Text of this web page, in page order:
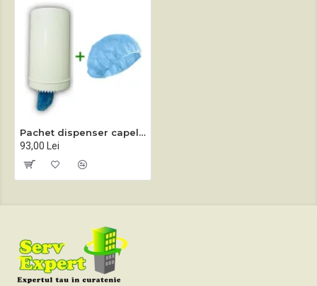
Pachet dispenser capeline de unică folosință
93,00 Lei